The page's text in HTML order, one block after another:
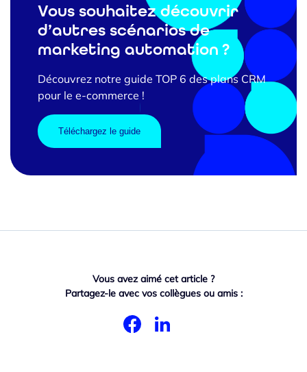
Vous souhaitez découvrir
d’autres scénarios de
marketing automation ?
Découvrez notre guide TOP 6 des plans CRM
pour le e-commerce !
Téléchargez le guide
Vous avez aimé cet article ?
Partagez-le avec vos collègues ou amis :